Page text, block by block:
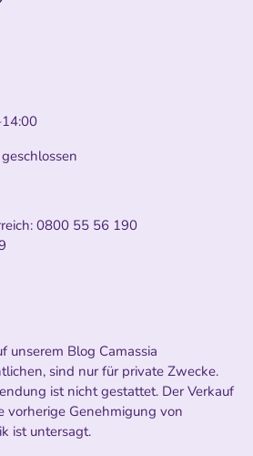
0800 55 56 190
unserem Blog Camassia
sind nur für private Zwecke.
ist nicht gestattet. Der Verkauf
vorherige Genehmigung von
ist untersagt.